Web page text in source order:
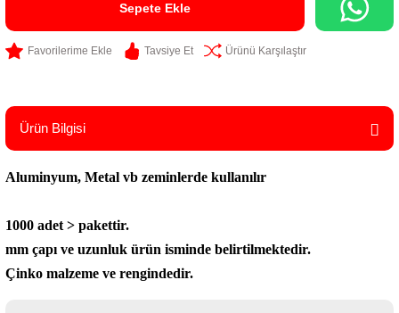
Sepete Ekle
Tavsiye Et Ürünü Karşılaştır
Ürün Bilgisi
Aluminyum, Metal vb zeminlerde kullanılır
1000 adet > pakettir.
mm çapı ve uzunluk ürün isminde belirtilmektedir.
Çinko malzeme ve rengindedir.